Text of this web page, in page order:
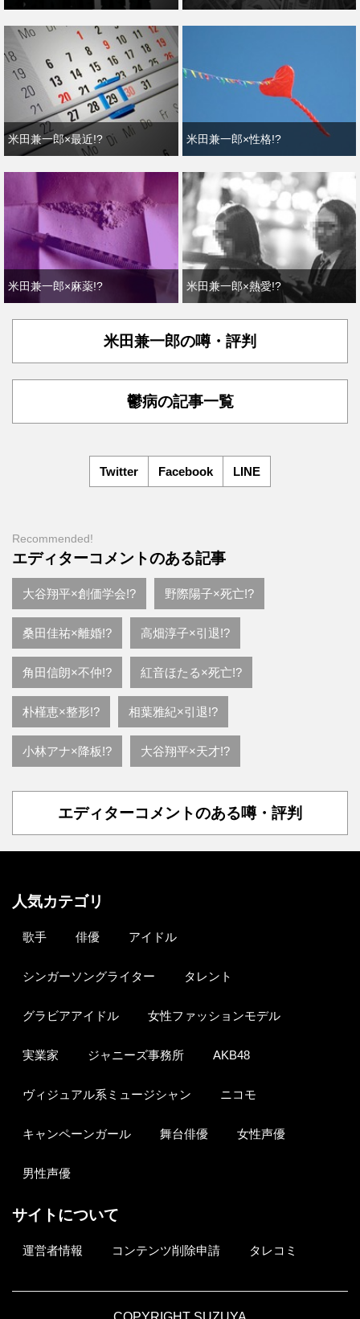
米田兼一郎×最近!? 米田兼一郎×性格!?
米田兼一郎×麻薬!? 米田兼一郎×熱愛!?
米田兼一郎の噂・評判
鬱病の記事一覧
Twitter Facebook LINE
Recommended!
エディターコメントのある記事
大谷翔平×創価学会!? 野際陽子×死亡!?
桑田佳祐×離婚!? 高畑淳子×引退!?
角田信朗×不仲!? 紅音ほたる×死亡!?
朴槿恵×整形!? 相葉雅紀×引退!?
小林アナ×降板!? 大谷翔平×天才!?
エディターコメントのある噂・評判
人気カテゴリ
歌手 俳優 アイドル
シンガーソングライター タレント
グラビアアイドル 女性ファッションモデル
実業家 ジャニーズ事務所 AKB48
ヴィジュアル系ミュージシャン ニコモ
キャンペーンガール 舞台俳優 女性声優
男性声優
サイトについて
運営者情報 コンテンツ削除申請 タレコミ